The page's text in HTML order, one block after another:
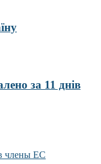
за 11 днів